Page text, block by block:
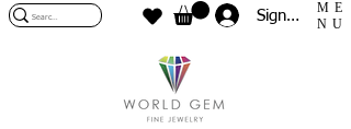
Sign In
ME
NU